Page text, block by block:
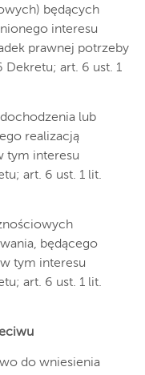
będących
interesu
prawnej potrzeby
Dekretu; art. 6 ust. 1
lub
realizacją
tym interesu
art. 6 ust. 1 lit.
będącego
tym interesu
art. 6 ust. 1 lit.
do wniesienia